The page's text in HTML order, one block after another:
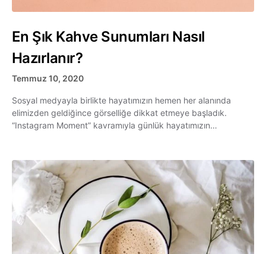
En Şık Kahve Sunumları Nasıl
Hazırlanır?
Temmuz 10, 2020
Sosyal medyayla birlikte hayatımızın hemen her alanında
elimizden geldiğince görselliğe dikkat etmeye başladık.
“Instagram Moment” kavramıyla günlük hayatımızın…